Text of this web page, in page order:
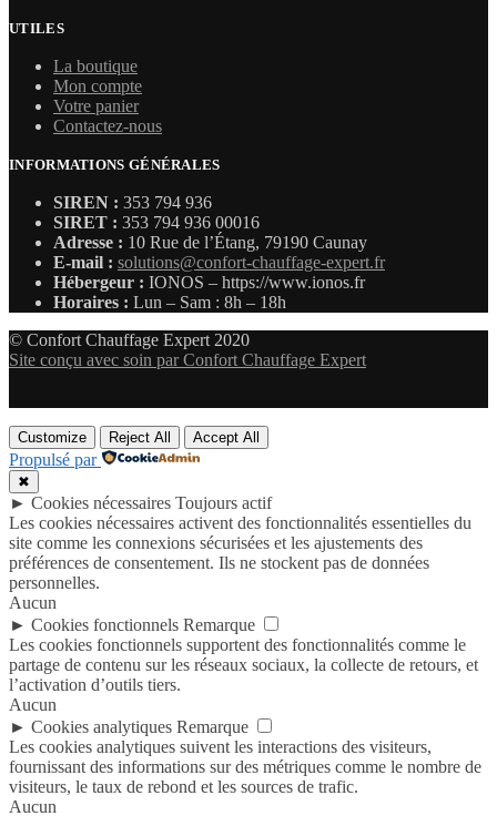
UTILES
La boutique
Mon compte
Votre panier
Contactez-nous
INFORMATIONS GÉNÉRALES
SIREN : 353 794 936
SIRET : 353 794 936 00016
Adresse : 10 Rue de l’Étang, 79190 Caunay
E-mail : solutions@confort-chauffage-expert.fr
Hébergeur : IONOS – https://www.ionos.fr
Horaires : Lun – Sam : 8h – 18h
© Confort Chauffage Expert 2020
Site conçu avec soin par Confort Chauffage Expert
Customize Reject All Accept All
Propulsé par
✖
► Cookies nécessaires Toujours actif
Les cookies nécessaires activent des fonctionnalités essentielles du
site comme les connexions sécurisées et les ajustements des
préférences de consentement. Ils ne stockent pas de données
personnelles.
Aucun
► Cookies fonctionnels Remarque
Les cookies fonctionnels supportent des fonctionnalités comme le
partage de contenu sur les réseaux sociaux, la collecte de retours, et
l’activation d’outils tiers.
Aucun
► Cookies analytiques Remarque
Les cookies analytiques suivent les interactions des visiteurs,
fournissant des informations sur des métriques comme le nombre de
visiteurs, le taux de rebond et les sources de trafic.
Aucun